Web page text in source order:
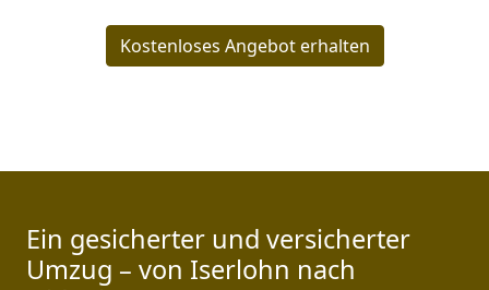
Kostenloses Angebot erhalten
Ein gesicherter und versicherter
Umzug – von Iserlohn nach